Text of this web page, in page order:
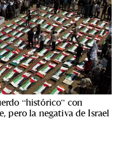
“histórico” con
pero la negativa de Israel